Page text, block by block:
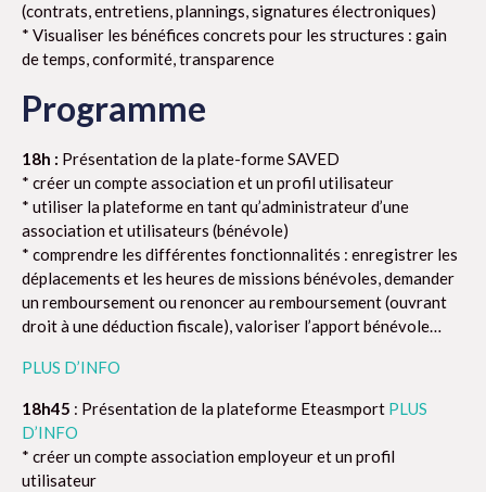
(contrats, entretiens, plannings, signatures électroniques)
* Visualiser les bénéfices concrets pour les structures : gain
de temps, conformité, transparence
Programme
18h : Présentation de la plate-forme SAVED
* créer un compte association et un profil utilisateur
* utiliser la plateforme en tant qu’administrateur d’une
association et utilisateurs (bénévole)
* comprendre les différentes fonctionnalités : enregistrer les
déplacements et les heures de missions bénévoles, demander
un remboursement ou renoncer au remboursement (ouvrant
droit à une déduction fiscale), valoriser l’apport bénévole…
PLUS D’INFO
18h45 : Présentation de la plateforme Eteasmport PLUS
D’INFO
* créer un compte association employeur et un profil
utilisateur